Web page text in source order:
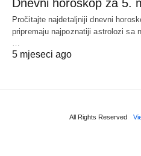
Dnevni horoskop za 5.
Pročitajte najdetaljniji dnevni
pripremaju najpoznatiji astrolozi sa
…
5 mjeseci ago
All Rights Reserved